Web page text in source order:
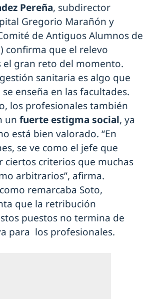
Pereña, subdirector
Gregorio Marañón y
de Antiguos Alumnos de
confirma que el relevo
el gran reto del momento.
sanitaria es algo que
enseña en las facultades.
los profesionales también
un fuerte estigma social, ya
está bien valorado. “En
se ve como el jefe que
ciertos criterios que muchas
arbitrarios”, afirma.
remarcaba Soto,
que la retribución
puestos no termina de
para los profesionales.